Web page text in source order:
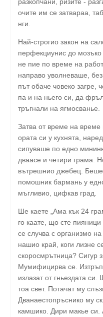
очите им се затвараа,
нги.
Най-строгио закон на
перфекциунис до
не пие по време на
направо уволневаше,
път обаче човеко загре,
па и на ньего си, да
тръгнали на ягмосванье.
Затва от време на време
ората си у кухнята,
сипуваше по едно
дваасе и четири грама.
вътрешнио джебец.
помошник бармань у
мъгливио, цифкав град.
Ше каете „Ама кък 24
го каате, що сте
се случва с организмо
нашио край, коги лизне
скоросмрътница? Сигур
Мумифицирва се.
излазат от гньездата
тоа свет. Потачат му
Дванаестопръснико му
камшико. Дири макье си.